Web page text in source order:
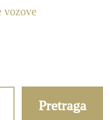
vozove
Pretraga